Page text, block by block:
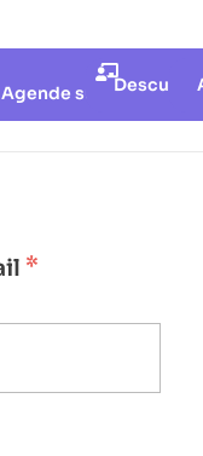
Agende sua aulaDescubra
*